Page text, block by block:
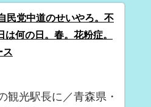
民党中道のせいやろ。不
は何の日。春。花粉症。
ス
観光駅長に／青森県・